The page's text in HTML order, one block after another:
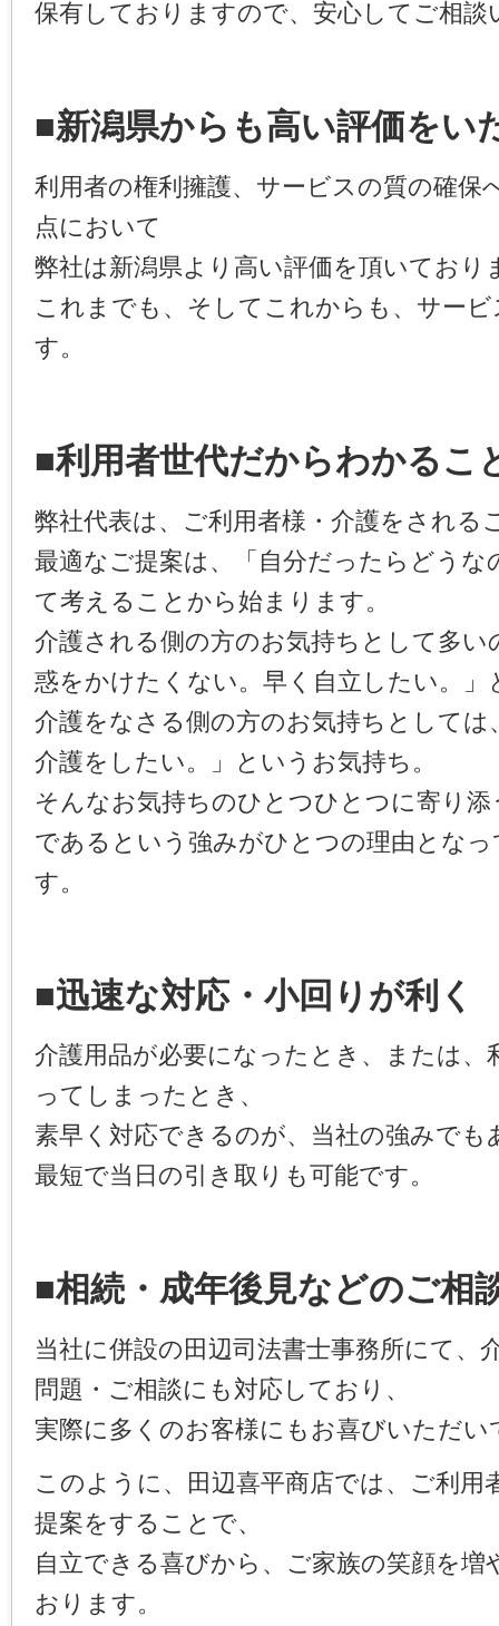
保有しておりますので、安心してご相談
■新潟県からも高い評価をい
利用者の権利擁護、サービスの質の確保
点において
弊社は新潟県より高い評価を頂いており
これまでも、そしてこれからも、サー
す。
■利用者世代だからわかるこ
弊社代表は、ご利用者様・介護をされる
最適なご提案は、「自分だったらどう
て考えることから始まります。
介護される側の方のお気持ちとして多
惑をかけたくない。早く自立したい。
介護をなさる側の方のお気持ちとして
介護をしたい。」というお気持ち。
そんなお気持ちのひとつひとつに寄り
であるという強みがひとつの理由とな
す。
■迅速な対応・小回りが利く
介護用品が必要になったとき、または
ってしまったとき、
素早く対応できるのが、当社の強みでも
最短で当日の引き取りも可能です。
■相続・成年後見などのご相
当社に併設の田辺司法書士事務所にて、
問題・ご相談にも対応しており、
実際に多くのお客様にもお喜びいただい
このように、田辺喜平商店では、ご利
提案をすることで、
自立できる喜びから、ご家族の笑顔を
おります。